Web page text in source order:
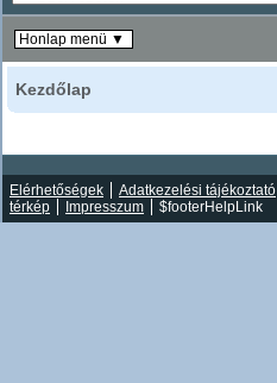
Kezdőlap
Honlap menü ▼
Elérhetőségek Adatkezelési tájékoztató
térkép
Impresszum $footerHelpLink